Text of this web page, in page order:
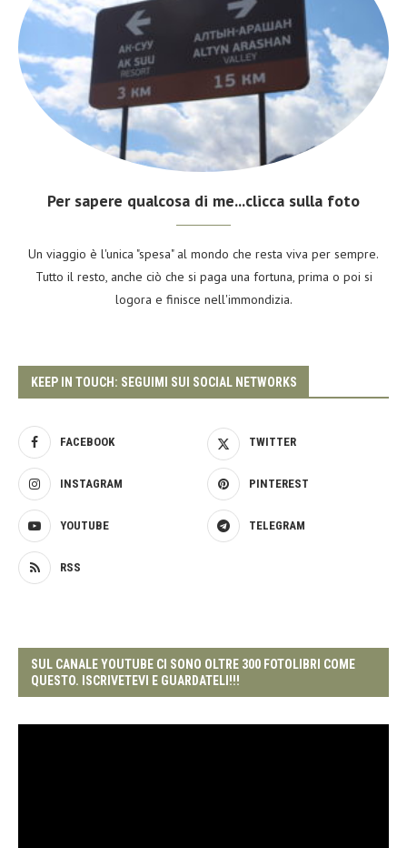
Per sapere qualcosa di me...clicca sulla foto
Un viaggio è l'unica "spesa" al mondo che resta viva per sempre.
Tutto il resto, anche ciò che si paga una fortuna, prima o poi si
logora e finisce nell'immondizia.
KEEP IN TOUCH: SEGUIMI SUI SOCIAL NETWORKS
FACEBOOK TWITTER
INSTAGRAM PINTEREST
YOUTUBE TELEGRAM
RSS
SUL CANALE YOUTUBE CI SONO OLTRE 300 FOTOLIBRI COME
QUESTO. ISCRIVETEVI E GUARDATELI!!!